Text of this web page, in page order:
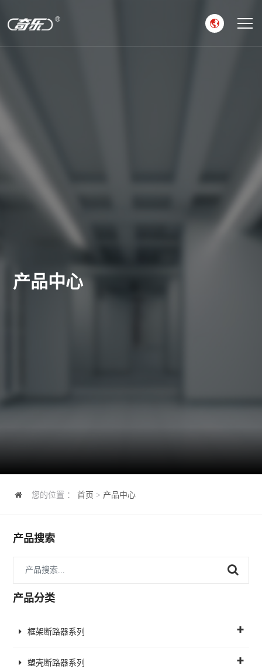
产品中心
您的位置 ：首页 > 产品中心
产品搜索
产品分类
框架断路器系列
塑壳断路器系列